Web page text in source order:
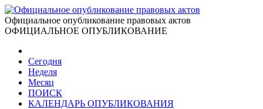
Официальное опубликование правовых актов
ОФИЦИАЛЬНОЕ ОПУБЛИКОВАНИЕ
Сегодня
Неделя
Месяц
ПОИСК
КАЛЕНДАРЬ ОПУБЛИКОВАНИЯ